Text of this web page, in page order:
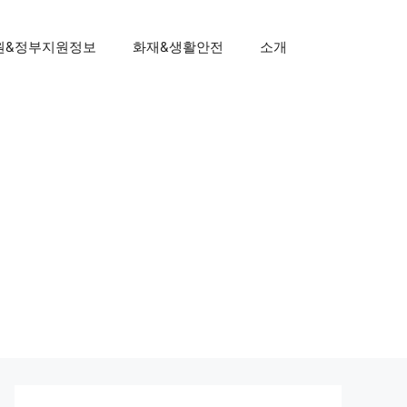
&정부지원정보 화재&생활안전 소개